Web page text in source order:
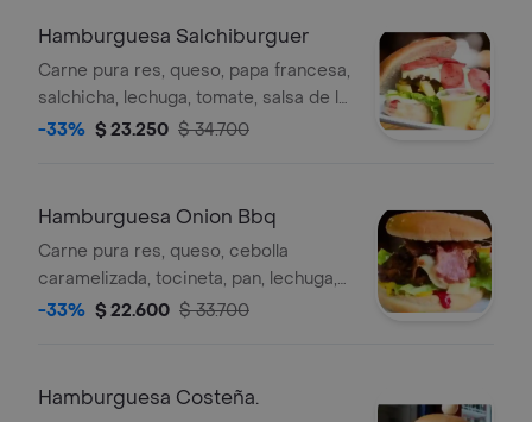
Hamburguesa Salchiburguer
Carne pura res, queso, papa francesa,
salchicha, lechuga, tomate, salsa de la
casa
-33% $ 23.250 $ 34.700
Hamburguesa Onion Bbq
Carne pura res, queso, cebolla
caramelizada, tocineta, pan, lechuga,
tomate, salsa de la casa, papa chip
-33% $ 22.600 $ 33.700
Hamburguesa Costeña.